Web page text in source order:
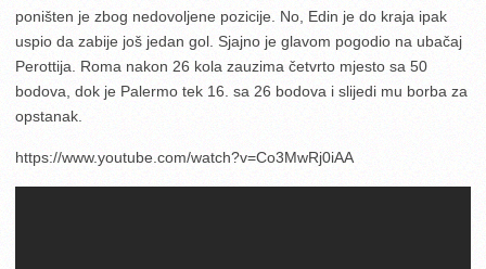
poništen je zbog nedovoljene pozicije. No, Edin je do kraja ipak
uspio da zabije još jedan gol. Sjajno je glavom pogodio na ubačaj
Perottija. Roma nakon 26 kola zauzima četvrto mjesto sa 50
bodova, dok je Palermo tek 16. sa 26 bodova i slijedi mu borba za
opstanak.
https://www.youtube.com/watch?v=Co3MwRj0iAA